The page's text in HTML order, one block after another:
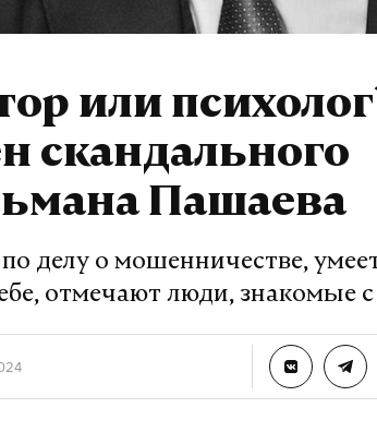
или
скандального
Пашаева
делу о мошенничестве,
отмечают люди, знакомые